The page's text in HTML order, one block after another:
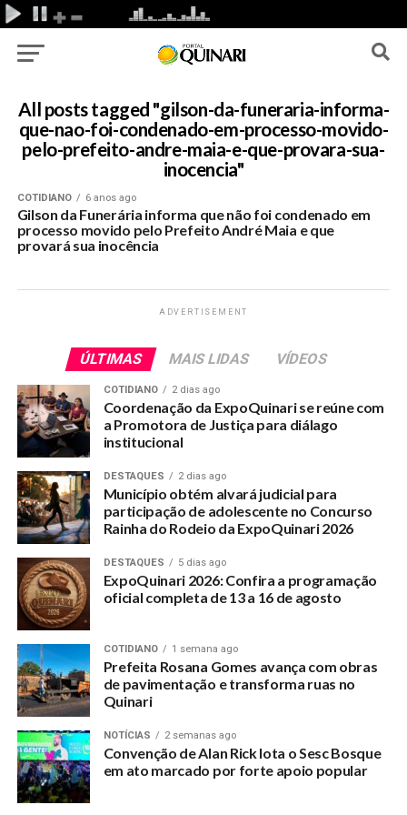
All posts tagged "gilson-da-funeraria-informa-
que-nao-foi-condenado-em-processo-movido-
pelo-prefeito-andre-maia-e-que-provara-sua-
inocencia"
COTIDIANO 6 anos ago
Gilson da Funerária informa que não foi condenado em
processo movido pelo Prefeito André Maia e que
provará sua inocência
ADVERTISEMENT
ÚLTIMAS MAIS LIDAS VÍDEOS
COTIDIANO 2 dias ago
Coordenação da ExpoQuinari se reúne com
a Promotora de Justiça para diálago
institucional
DESTAQUES 2 dias ago
Município obtém alvará judicial para
participação de adolescente no Concurso
Rainha do Rodeio da ExpoQuinari 2026
DESTAQUES 5 dias ago
ExpoQuinari 2026: Confira a programação
oficial completa de 13 a 16 de agosto
COTIDIANO 1 semana ago
Prefeita Rosana Gomes avança com obras
de pavimentação e transforma ruas no
Quinari
NOTÍCIAS 2 semanas ago
Convenção de Alan Rick lota o Sesc Bosque
em ato marcado por forte apoio popular